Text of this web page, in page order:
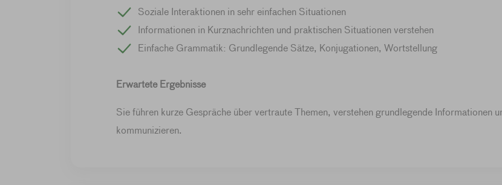
Soziale Interaktionen in sehr einfachen Situationen
Informationen in Kurznachrichten und praktischen Situationen verstehen
Einfache Grammatik: Grundlegende Sätze, Konjugationen, Wortstellung
Erwartete Ergebnisse
Sie führen kurze Gespräche über vertraute Themen, verstehen grundlegende Informationen
kommunizieren.